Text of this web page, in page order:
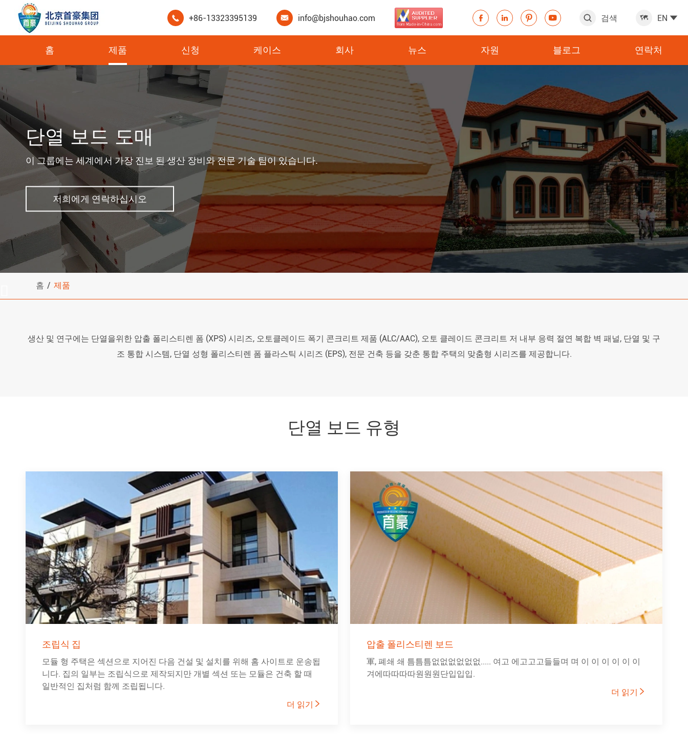
 +86-13323395139  info@bjshouhao.com      검색  EN 
홈 제품 신청 케이스 회사 뉴스 자원 블로그 연락처
단열 보드 도매
이 그룹에는 세계에서 가장 진보 된 생산 장비와 전문 기술 팀이 있습니다.
저희에게 연락하십시오
홈 제품
생산 및 연구에는 단열을위한 압출 폴리스티렌 폼 (XPS) 시리즈, 오토클레이드 폭기 콘크리트 제품 (ALC/AAC), 오토 클레이드 콘크리트 저 내부 응력 절연 복합 벽 패널, 단열 및 구
조 통합 시스템, 단열 성형 폴리스티렌 폼 플라스틱 시리즈 (EPS), 전문 건축 등을 갖춘 통합 주택의 맞춤형 시리즈를 제공합니다.
단열 보드 유형
조립식 집
모듈 형 주택은 섹션으로 지어진 다음 건설 및 설치를 위해 홈 사이트로 운송됩
니다. 집의 일부는 조립식으로 제작되지만 개별 섹션 또는 모듈은 건축 할 때
일반적인 집처럼 함께 조립됩니다.
더 읽기 
압출 폴리스티렌 보드
軍, 폐쇄 쇄 틈틈틈없없없없없없..... 여고 에고고고들들며 며 이 이 이 이 이 이
겨에따따따따원원원단입입입.
더 읽기 